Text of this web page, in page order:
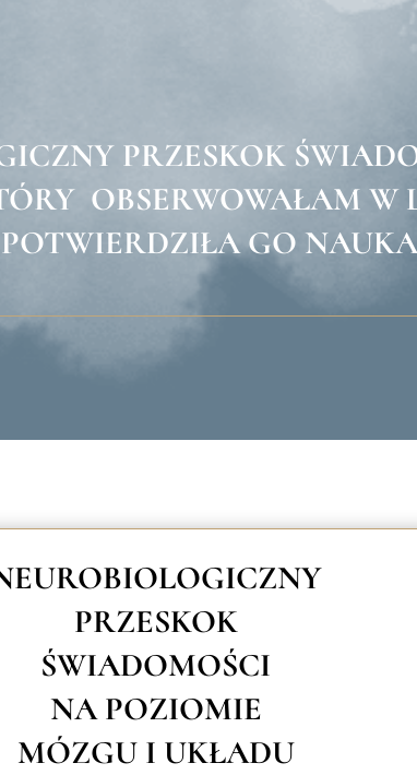
PRZESKOK
OBSERWOWAŁAM W
GO NAUKA
PRZESKOK
ŚWIADOMOŚCI
NA POZIOMIE
MÓZGU I UKŁADU